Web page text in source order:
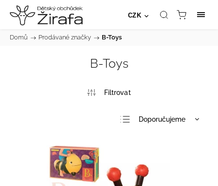
CZK
Domů / Prodávané značky / B-Toys
B-Toys
Doporučujeme
Nejprodávanější
Abecedně